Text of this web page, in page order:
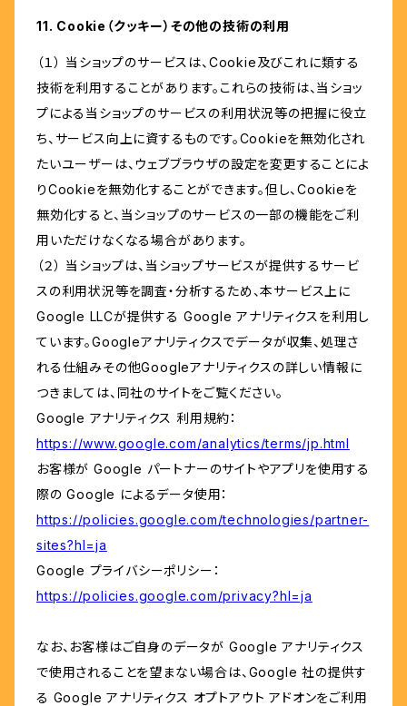
11. Cookie（クッキー）その他の技術の利用
（１） 当ショップのサービスは、Cookie及びこれに類する
技術を利用することがあります。これらの技術は、当ショッ
プによる当ショップのサービスの利用状況等の把握に役立
ち、サービス向上に資するものです。Cookieを無効化され
たいユーザーは、ウェブブラウザの設定を変更することによ
りCookieを無効化することができます。但し、Cookieを
無効化すると、当ショップのサービスの一部の機能をご利
用いただけなくなる場合があります。
（２） 当ショップは、当ショップサービスが提供するサービ
スの利用状況等を調査・分析するため、本サービス上に
Google LLCが提供する Google アナリティクスを利用し
ています。Googleアナリティクスでデータが収集、処理さ
れる仕組みその他Googleアナリティクスの詳しい情報に
つきましては、同社のサイトをご覧ください。
Google アナリティクス 利用規約：
https://www.google.com/analytics/terms/jp.html
お客様が Google パートナーのサイトやアプリを使用する
際の Google によるデータ使用：
https://policies.google.com/technologies/partner-
sites?hl=ja
Google プライバシーポリシー：
https://policies.google.com/privacy?hl=ja
なお、お客様はご自身のデータが Google アナリティクス
で使用されることを望まない場合は、Google 社の提供す
る Google アナリティクス オプトアウト アドオンをご利用